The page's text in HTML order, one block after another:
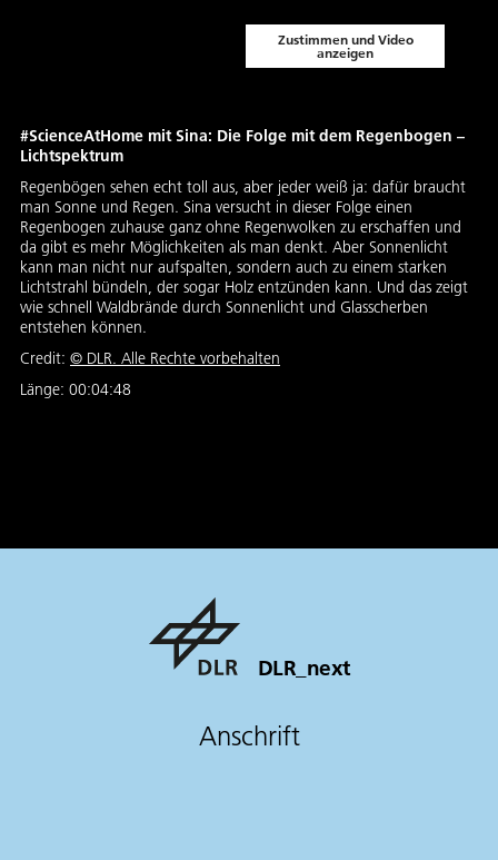
Zustimmen und Video
anzeigen
#ScienceAtHome mit Sina: Die Folge mit dem Regenbogen –
Lichtspektrum
Regenbögen sehen echt toll aus, aber jeder weiß ja: dafür braucht
man Sonne und Regen. Sina versucht in dieser Folge einen
Regenbogen zuhause ganz ohne Regenwolken zu erschaffen und
da gibt es mehr Möglichkeiten als man denkt. Aber Sonnenlicht
kann man nicht nur aufspalten, sondern auch zu einem starken
Lichtstrahl bündeln, der sogar Holz entzünden kann. Und das zeigt
wie schnell Waldbrände durch Sonnenlicht und Glasscherben
entstehen können.
Credit: © DLR. Alle Rechte vorbehalten
Länge: 00:04:48
DLR_next
Anschrift